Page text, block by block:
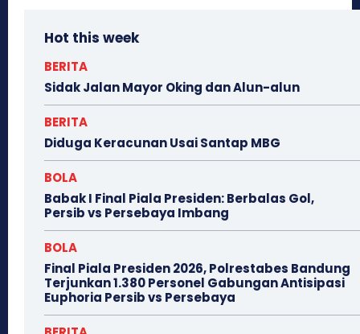
Hot this week
BERITA
Sidak Jalan Mayor Oking dan Alun-alun
BERITA
Diduga Keracunan Usai Santap MBG
BOLA
Babak I Final Piala Presiden: Berbalas Gol,
Persib vs Persebaya Imbang
BOLA
Final Piala Presiden 2026, Polrestabes Bandung
Terjunkan 1.380 Personel Gabungan Antisipasi
Euphoria Persib vs Persebaya